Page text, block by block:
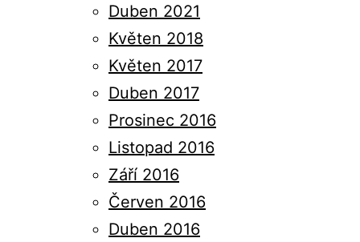
Duben 2021
Květen 2018
Květen 2017
Duben 2017
Prosinec 2016
Listopad 2016
Září 2016
Červen 2016
Duben 2016